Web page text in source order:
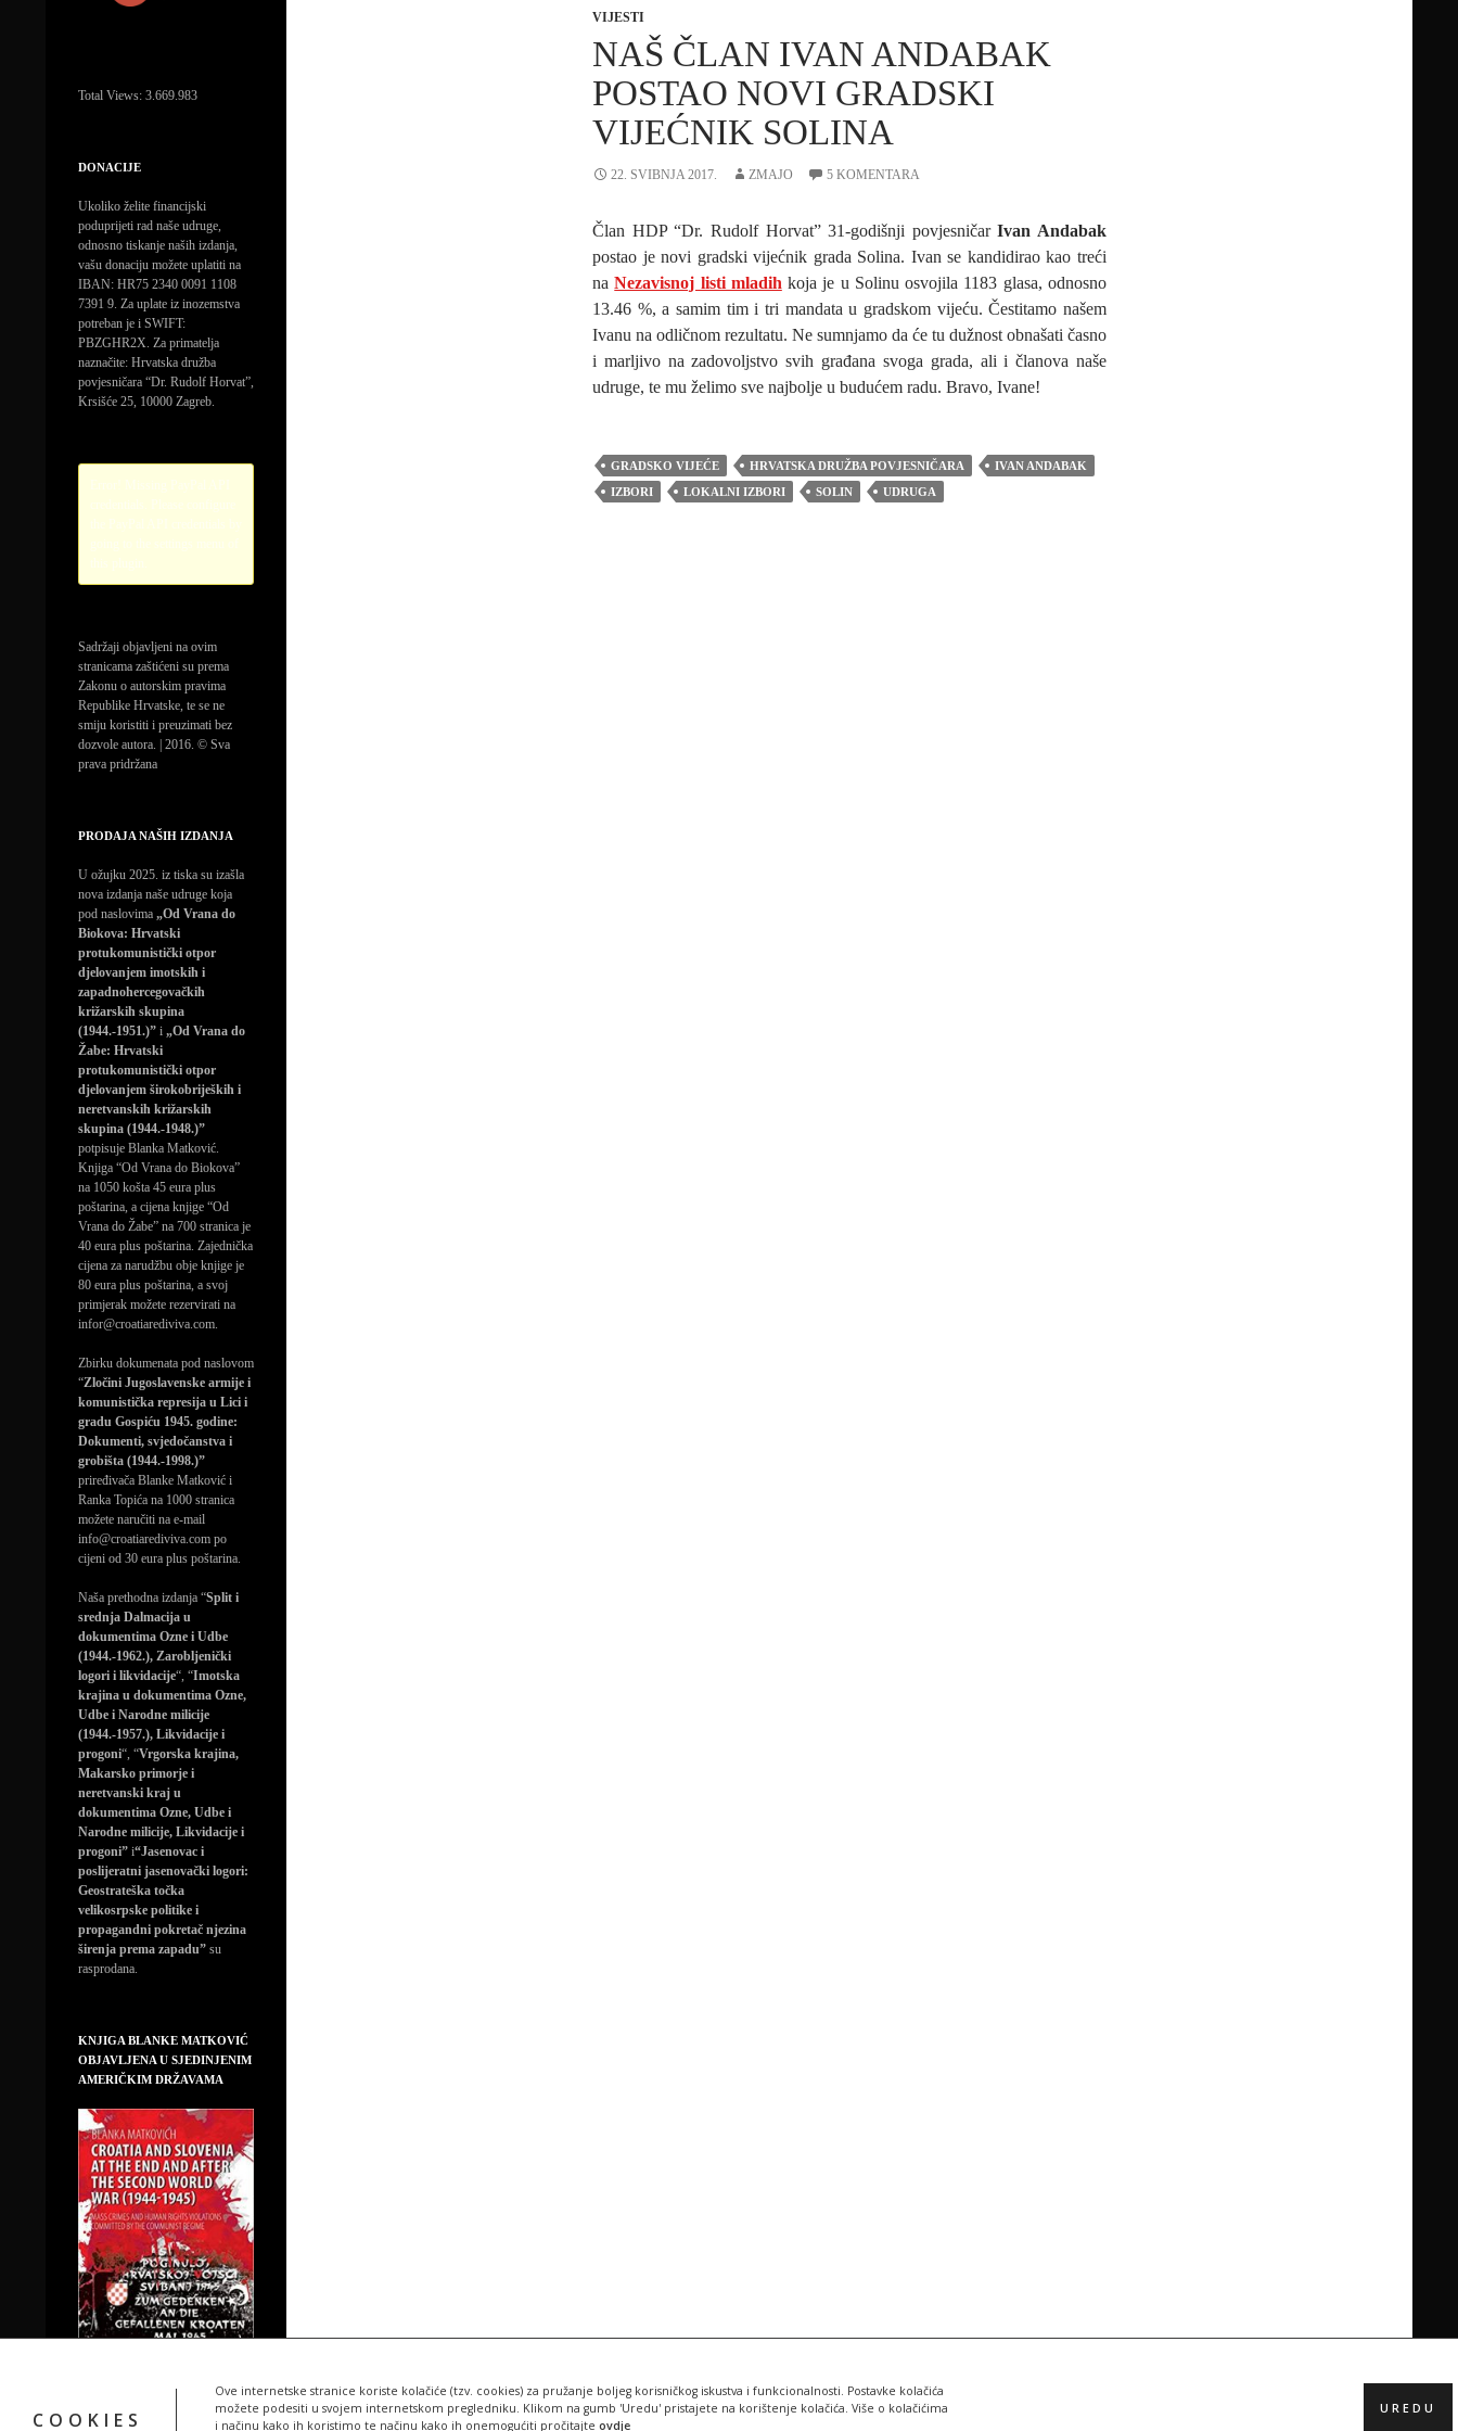
COOKIES
Ove internetske stranice koriste kolačiće (tzv. cookies) za pružanje boljeg korisničkog iskustva i funkcionalnosti. Postavke kolačića
možete podesiti u svojem internetskom pregledniku. Klikom na gumb 'Uredu' pristajete na korištenje kolačića. Više o kolačićima
i načinu kako ih koristimo te načinu kako ih onemogućiti pročitajte ovdje
UREDU
VIJESTI
NAŠ ČLAN IVAN ANDABAK
POSTAO NOVI GRADSKI
VIJEĆNIK SOLINA
22. SVIBNJA 2017. ZMAJO 5 KOMENTARA
Član HDP “Dr. Rudolf Horvat” 31-godišnji povjesničarIvan Andabak
postao je novi gradski vijećnik grada Solina. Ivan se kandidirao kao treći
naNezavisnoj listi mladih koja je u Solinu osvojila 1183 glasa, odnosno
13.46 %, a samim tim i tri mandata u gradskom vijeću. Čestitamo našem
Ivanu na odličnom rezultatu. Ne sumnjamo da će tu dužnost obnašati časno
i marljivo na zadovoljstvo svih građana svoga grada, ali i članova naše
udruge, te mu želimo sve najbolje u budućem radu. Bravo, Ivane!
GRADSKO VIJEĆE HRVATSKA DRUŽBA POVJESNIČARA
IVAN ANDABAK
IZBORI
LOKALNI IZBORI SOLIN UDRUGA
Total Views: 3.669.983
DONACIJE
Ukoliko želite financijski
poduprijeti rad naše udruge,
odnosno tiskanje naših izdanja,
vašu donaciju možete uplatiti na
IBAN: HR75 2340 0091 1108
7391 9. Za uplate iz inozemstva
potreban je i SWIFT:
PBZGHR2X. Za primatelja
naznačite: Hrvatska družba
povjesničara “Dr. Rudolf Horvat”,
Krsišće 25, 10000 Zagreb.
Sadržaji objavljeni na ovim
stranicama zaštićeni su prema
Zakonu o autorskim pravima
Republike Hrvatske, te se ne
smiju koristiti i preuzimati bez
dozvole autora. | 2016. © Sva
prava pridržana
PRODAJA NAŠIH IZDANJA
U ožujku 2025. iz tiska su izašla
nova izdanja naše udruge koja
pod naslovima „Od Vrana do
Biokova: Hrvatski
protukomunistički otpor
djelovanjem imotskih i
zapadnohercegovačkih
križarskih skupina
(1944.-1951.)” i „Od Vrana do
Žabe: Hrvatski
protukomunistički otpor
djelovanjem širokobrijeških i
neretvanskih križarskih
skupina (1944.-1948.)”
potpisuje Blanka Matković.
Knjiga “Od Vrana do Biokova”
na 1050 košta 45 eura plus
poštarina, a cijena knjige “Od
Vrana do Žabe” na 700 stranica je
40 eura plus poštarina. Zajednička
cijena za narudžbu obje knjige je
80 eura plus poštarina, a svoj
primjerak možete rezervirati na
infor@croatiarediviva.com.
Zbirku dokumenata pod naslovom
“Zločini Jugoslavenske armije i
komunistička represija u Lici i
gradu Gospiću 1945. godine:
Dokumenti, svjedočanstva i
grobišta (1944.-1998.)”
priređivača Blanke Matković i
Ranka Topića na 1000 stranica
možete naručiti na e-mail
info@croatiarediviva.com po
cijeni od 30 eura plus poštarina.
Naša prethodna izdanja “Split i
srednja Dalmacija u
dokumentima Ozne i Udbe
(1944.-1962.), Zarobljenički
logori i likvidacije“, “Imotska
krajina u dokumentima Ozne,
Udbe i Narodne milicije
(1944.-1957.), Likvidacije i
progoni“, “Vrgorska krajina,
Makarsko primorje i
neretvanski kraj u
dokumentima Ozne, Udbe i
Narodne milicije, Likvidacije i
progoni” i“Jasenovac i
poslijeratni jasenovački logori:
Geostrateška točka
velikosrpske politike i
propagandni pokretač njezina
širenja prema zapadu” su
rasprodana.
KNJIGA BLANKE MATKOVIĆ
OBJAVLJENA U SJEDINJENIM
AMERIČKIM DRŽAVAMA